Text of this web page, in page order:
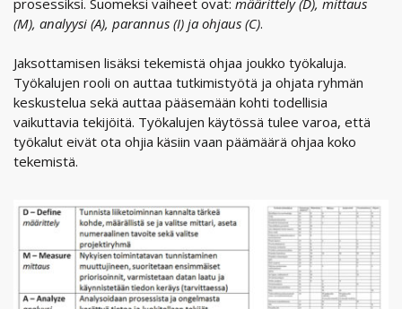
(M), analyysi (A), parannus (I) ja ohjaus (C).
Jaksottamisen lisäksi tekemistä ohjaa joukko työkaluja.
Työkalujen rooli on auttaa tutkimistyötä ja ohjata ryhmän
keskustelua sekä auttaa pääsemään kohti todellisia
vaikuttavia tekijöitä. Työkalujen käytössä tulee varoa, että
työkalut eivät ota ohjia käsiin vaan päämäärä ohjaa koko
tekemistä.